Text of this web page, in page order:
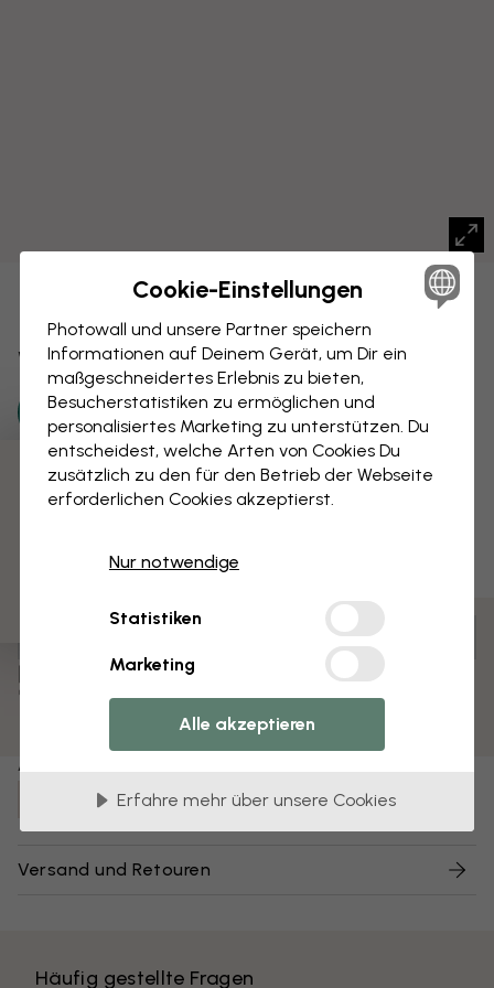
Weltkarte mit Städten
Anpassen und bestellen
Vormontiert und bereit zum Aufhängen
Matte Oberfläche
Farben mit hoher Lichtbeständigkeit
Artikel Nummer:
Versand und Retouren
Häufig gestellte Fragen
Cookie-Einstellungen
Photowall und unsere Partner speichern
Informationen auf Deinem Gerät, um Dir ein
maßgeschneidertes Erlebnis zu bieten,
Besucherstatistiken zu ermöglichen und
personalisiertes Marketing zu unterstützen. Du
entscheidest, welche Arten von Cookies Du
zusätzlich zu den für den Betrieb der Webseite
erforderlichen Cookies akzeptierst.
Nur notwendige
Statistiken
Marketing
Alle akzeptieren
Erfahre mehr über unsere Cookies